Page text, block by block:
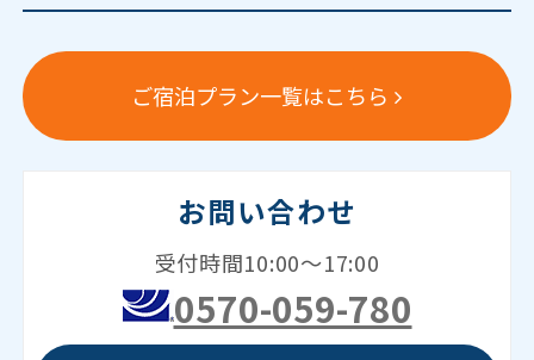
ご宿泊プラン一覧はこちら
お問い合わせ
受付時間10:00～17:00
0570-059-780